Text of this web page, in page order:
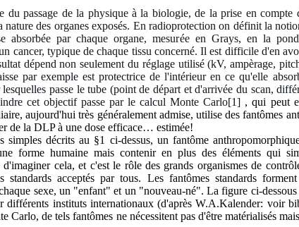
passage de la physique à la biologie, de la prise en compte
des organes exposés. En radioprotection on définit la
absorbée par chaque organe, mesurée en Grays, en la
cancer, typique de chaque tissu concerné. Il est difficile d'en
dépend non seulement du réglage utilisé (kV, ampèrage,
par exemple est protectrice de l'intérieur en ce qu'elle
passe le tube (point de départ et d'arrivée du scan,
cet objectif passe par le calcul Monte Carlo[1] , qui peut
aujourd'hui très généralement admise, utilise des fantômes
de la DLP à une dose efficace… estimée!
simples décrits au §1 ci-dessus, un fantôme
forme humaine mais contenir en plus des éléments qui
cela, et c'est le rôle des grands organismes de
standards acceptés par tous. Les fantômes standards
sexe, un "enfant" et un "nouveau-né". La figure ci-
différents instituts internationaux (d'après W.A.Kalender: voir
Carlo, de tels fantômes ne nécessitent pas d'être matérialisés